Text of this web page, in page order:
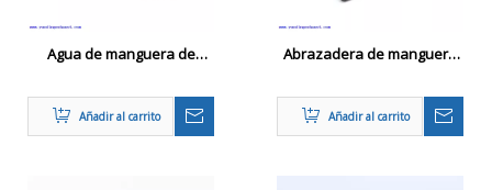
Agua de manguera de
inoxidables
Añadir al carrito
Abrazadera de manguera
Añadir al carrito